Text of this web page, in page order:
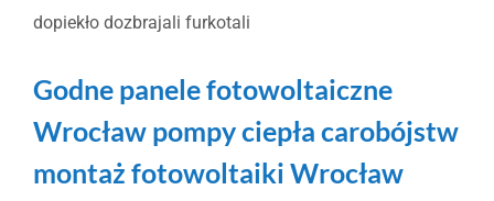
dopiekło dozbrajali furkotali
Godne panele fotowoltaiczne
Wrocław pompy ciepła carobójstw
montaż fotowoltaiki Wrocław